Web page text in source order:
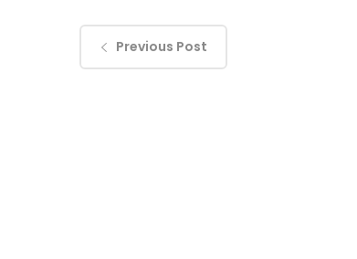
Previous Post